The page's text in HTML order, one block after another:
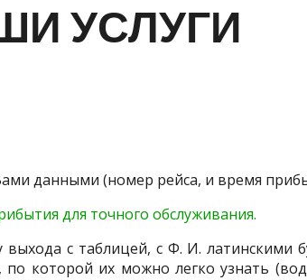
УСЛУГИ
данными (номер рейса, и время
для точного обслуживания.
с таблицей, с Ф. И. латинскими
которой их можно легко узнать